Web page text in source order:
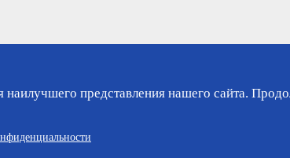
представления нашего сайта.